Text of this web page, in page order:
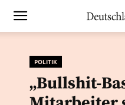
POLITIK
„Bullshit-